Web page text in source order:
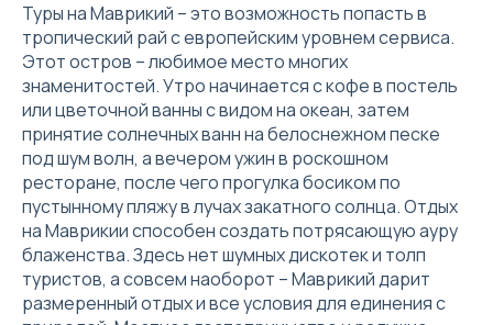
Туры на Маврикий – это возможность попасть в
тропический рай с европейским уровнем сервиса.
Этот остров – любимое место многих
знаменитостей. Утро начинается с кофе в постель
или цветочной ванны с видом на океан, затем
принятие солнечных ванн на белоснежном песке
под шум волн, а вечером ужин в роскошном
ресторане, после чего прогулка босиком по
пустынному пляжу в лучах закатного солнца. Отдых
на Маврикии способен создать потрясающую ауру
блаженства. Здесь нет шумных дискотек и толп
туристов, а совсем наоборот – Маврикий дарит
размеренный отдых и все условия для единения с